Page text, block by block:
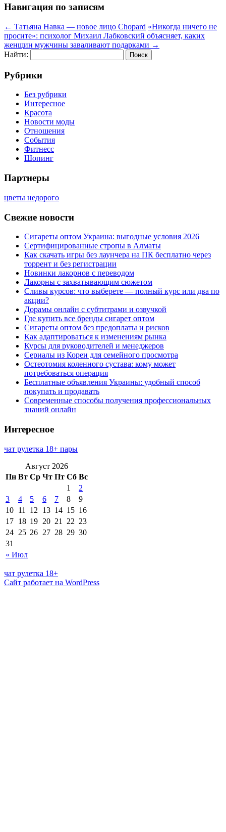
Навигация по записям
← Татьяна Навка — новое лицо Chopard «Никогда ничего не
просите»: психолог Михаил Лабковский объясняет, каких
женщин мужчины заваливают подарками →
Найти:
Рубрики
Без рубрики
Интересное
Красота
Новости моды
Отношения
События
Фитнесс
Шопинг
Партнеры
цветы недорого
Свежие новости
Сигареты оптом Украина: выгодные условия 2026
Сертифицированные стропы в Алматы
Как скачать игры без лаунчера на ПК бесплатно через
торрент и без регистрации
Новинки лакорнов с переводом
Лакорны с захватывающим сюжетом
Сливы курсов: что выберете — полный курс или два по
акции?
Дорамы онлайн с субтитрами и озвучкой
Где купить все бренды сигарет оптом
Сигареты оптом без предоплаты и рисков
Как адаптироваться к изменениям рынка
Курсы для руководителей и менеджеров
Сериалы из Кореи для семейного просмотра
Остеотомия коленного сустава: кому может
потребоваться операция
Бесплатные объявления Украины: удобный способ
покупать и продавать
Современные способы получения профессиональных
знаний онлайн
Интересное
чат рулетка 18+ пары
Август 2026
Пн Вт Ср Чт Пт Сб Вс
« Июл
1
2
3
4 5 6 7 8
9
10 11 12 13 14 15 16
17 18 19 20 21 22 23
24 25 26 27 28 29 30
31
чат рулетка 18+
Сайт работает на WordPress